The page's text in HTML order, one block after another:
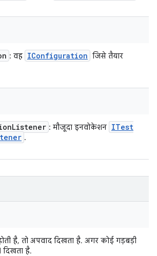
: वह IConfiguration जिसे तैयार
Listener : मौजूदा इनवोकेशन ITest
.
है, तो अपवाद दिखता है. अगर कोई गड़बड़ी
दिखता है.